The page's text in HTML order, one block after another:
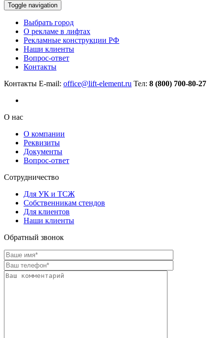
Toggle navigation
Выбрать город
О рекламе в лифтах
Рекламные конструкции РФ
Наши клиенты
Вопрос-ответ
Контакты
Контакты E-mail: office@lift-element.ru Тел: 8 (800) 700-80-27
О нас
О компании
Реквизиты
Документы
Вопрос-ответ
Сотрудничество
Для УК и ТСЖ
Собственникам стендов
Для клиентов
Наши клиенты
Обратный звонок